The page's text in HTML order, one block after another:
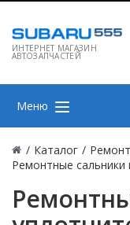
ИНТЕРНЕТ МАГАЗИН
АВТОЗАПЧАСТЕЙ
Меню
/ Каталог /
Ремонтные сальники